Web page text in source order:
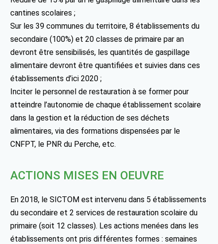
cantines scolaires ;
Sur les 39 communes du territoire, 8 établissements du
secondaire (100%) et 20 classes de primaire par an
devront être sensibilisés, les quantités de gaspillage
alimentaire devront être quantifiées et suivies dans ces
établissements d’ici 2020 ;
Inciter le personnel de restauration à se former pour
atteindre l’autonomie de chaque établissement scolaire
dans la gestion et la réduction de ses déchets
alimentaires, via des formations dispensées par le
CNFPT, le PNR du Perche, etc.
ACTIONS MISES EN OEUVRE
En 2018, le SICTOM est intervenu dans 5 établissements
du secondaire et 2 services de restauration scolaire du
primaire (soit 12 classes). Les actions menées dans les
établissements ont pris différentes formes : semaines